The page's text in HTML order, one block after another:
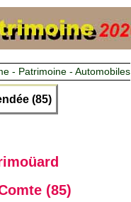
- Patrimoine - Automobiles
(85)
(85)